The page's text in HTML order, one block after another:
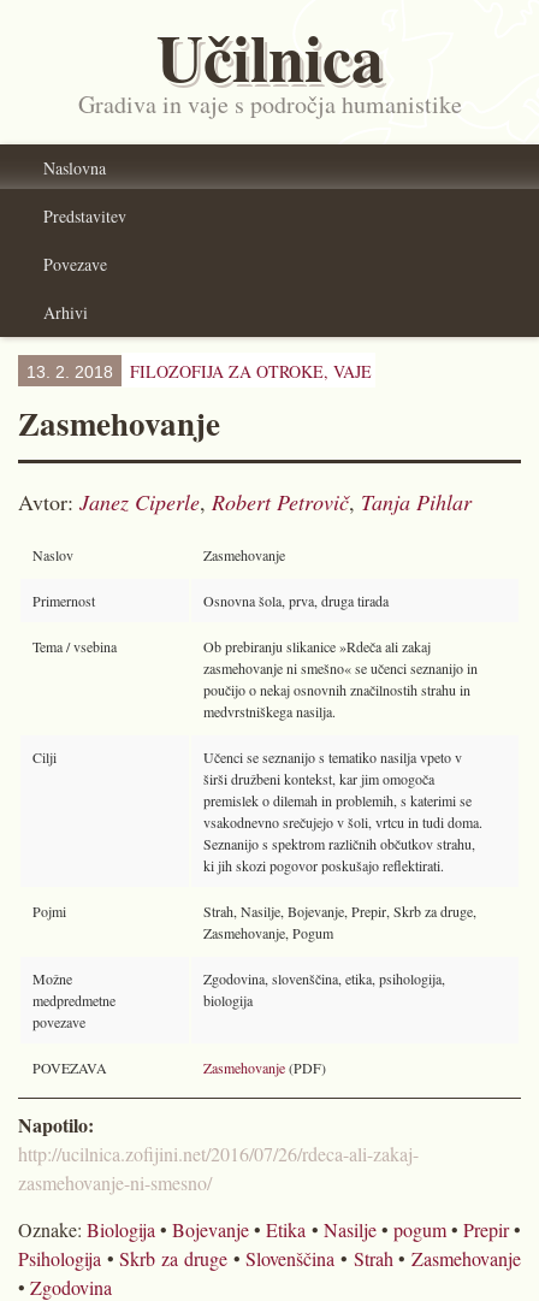
Učilnica
Gradiva in vaje s področja humanistike
Naslovna
Predstavitev
Povezave
Arhivi
13. 2. 2018 FILOZOFIJA ZA OTROKE, VAJE
Zasmehovanje
Avtor: Janez Ciperle, Robert Petrovič, Tanja Pihlar
Naslov Zasmehovanje
Primernost Osnovna šola, prva, druga tirada
Tema / vsebina
Ob prebiranju slikanice »Rdeča ali zakaj
zasmehovanje ni smešno« se učenci seznanijo in
poučijo o nekaj osnovnih značilnostih strahu in
medvrstniškega nasilja.
Cilji
Učenci se seznanijo s tematiko nasilja vpeto v
širši družbeni kontekst, kar jim omogoča
premislek o dilemah in problemih, s katerimi se
vsakodnevno srečujejo v šoli, vrtcu in tudi doma.
Seznanijo s spektrom različnih občutkov strahu,
ki jih skozi pogovor poskušajo reflektirati.
Pojmi
Strah, Nasilje, Bojevanje, Prepir, Skrb za druge,
Zasmehovanje, Pogum
Možne
medpredmetne
povezave
Zgodovina, slovenščina, etika, psihologija,
biologija
POVEZAVA Zasmehovanje(PDF)
Napotilo:
http://ucilnica.zofijini.net/2016/07/26/rdeca-ali-zakaj-
zasmehovanje-ni-smesno/
Oznake:Biologija •Bojevanje•Etika • Nasilje• pogum• Prepir•
Psihologija •Skrb za druge•Slovenščina • Strah •Zasmehovanje
• Zgodovina